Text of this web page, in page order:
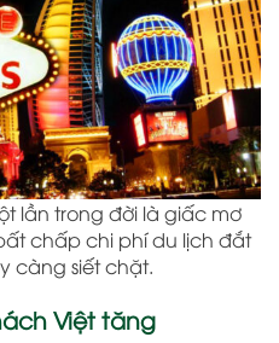
lần trong đời là giấc mơ
chấp chi phí du lịch đắt
càng siết chặt.
Việt tăng